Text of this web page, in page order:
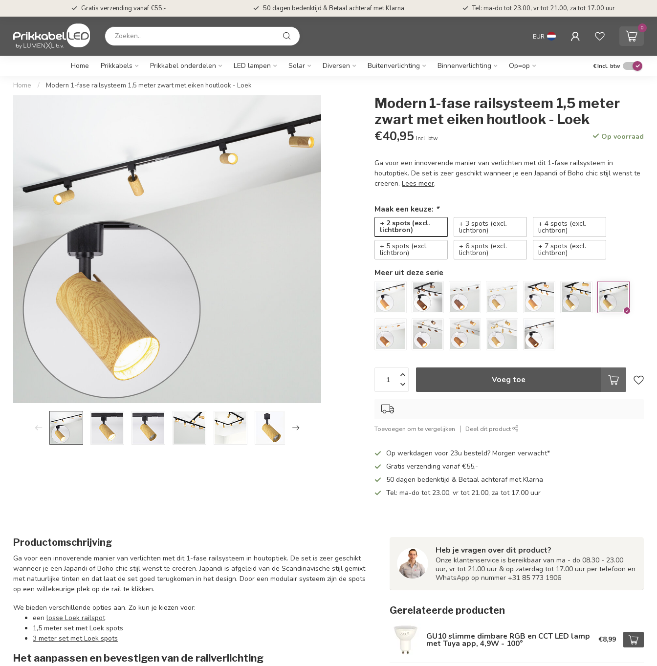
Gratis verzending vanaf €55,- 50 dagen bedenktijd & Betaal achteraf met Klarna Tel: ma-do tot 23.00, vr tot 21.00, za tot 17.00 uur
EUR
0
Home Prikkabels Prikkabel onderdelen LED lampen Solar Diversen Buitenverlichting Binnenverlichting Op=op €Incl. btw
Home / Modern 1-fase railsysteem 1,5 meter zwart met eiken houtlook - Loek
Modern 1-fase railsysteem 1,5 meter
zwart met eiken houtlook - Loek
€40,95 Incl. btw Op voorraad
Ga voor een innoverende manier van verlichten met dit 1-fase railsysteem in
houtoptiek. De set is zeer geschikt wanneer je een Japandi of Boho chic stijl wenst te
creëren.Lees meer.
Maak een keuze: *
+ 2 spots (excl.
lichtbron)
+ 3 spots (excl.
lichtbron)
+ 4 spots (excl.
lichtbron)
+ 5 spots (excl.
lichtbron)
+ 6 spots (excl.
lichtbron)
+ 7 spots (excl.
lichtbron)
Meer uit deze serie
Voeg toe
Toevoegen om te vergelijken Deel dit product
Op werkdagen voor 23u besteld? Morgen verwacht*
Gratis verzending vanaf €55,-
50 dagen bedenktijd & Betaal achteraf met Klarna
Tel: ma-do tot 23.00, vr tot 21.00, za tot 17.00 uur
Productomschrijving
Ga voor een innoverende manier van verlichten met dit 1-fase railsysteem in houtoptiek. De set is zeer geschikt
wanneer je een Japandi of Boho chic stijl wenst te creëren. Japandi is afgeleid van de Scandinavische stijl gemixt
met natuurlijke tinten en dat laat de set goed terugkomen in het design. Door een modulair systeem zijn de spots
op een willekeurige plek op de rail te klikken.
We bieden verschillende opties aan. Zo kun je kiezen voor:
een losse Loek railspot
1,5 meter set met Loek spots
3 meter set met Loek spots
Het aanpassen en bevestigen van de railverlichting
Heb je vragen over dit product?
Onze klantenservice is bereikbaar van ma - do 08.30 - 23.00
uur, vr tot 21.00 uur & op zaterdag tot 17.00 uur per telefoon en
WhatsApp op nummer +31 85 773 1906
Gerelateerde producten
GU10 slimme dimbare RGB en CCT LED lamp
met Tuya app, 4,9W - 100° €8,99